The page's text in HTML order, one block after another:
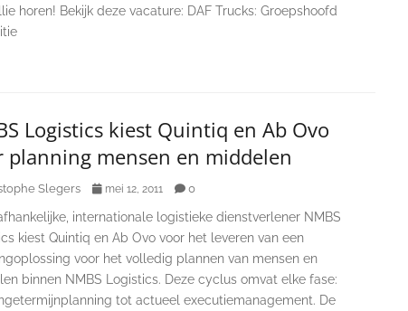
horen! Bekijk deze vacature: DAF Trucks: Groepshoofd
Logistics kiest Quintiq en Ab Ovo
planning mensen en middelen
Slegers mei 12, 2011 0
internationale logistieke dienstverlener NMBS
kiest Quintiq en Ab Ovo voor het leveren van een
voor het volledig plannen van mensen en
binnen NMBS Logistics. Deze cyclus omvat elke fase:
tot actueel executiemanagement. De